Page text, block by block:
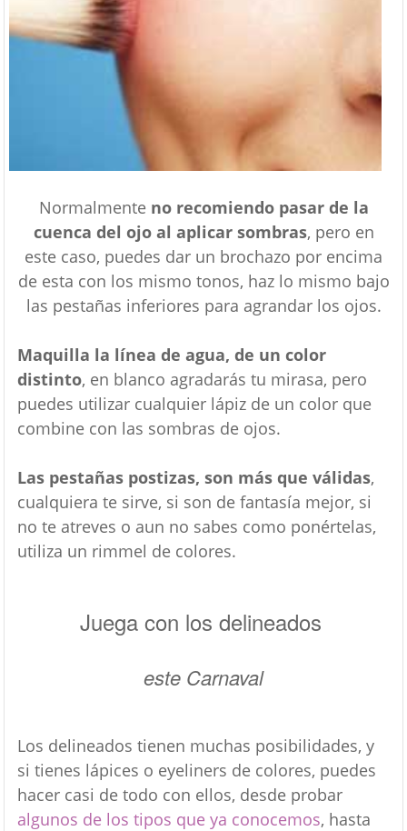
Normalmente no recomiendo pasar de la
cuenca del ojo al aplicar sombras, pero en
este caso, puedes dar un brochazo por encima
de esta con los mismo tonos, haz lo mismo bajo
las pestañas inferiores para agrandar los ojos.
Maquilla la línea de agua, de un color
distinto, en blanco agradarás tu mirasa, pero
puedes utilizar cualquier lápiz de un color que
combine con las sombras de ojos.
Las pestañas postizas, son más que válidas,
cualquiera te sirve, si son de fantasía mejor, si
no te atreves o aun no sabes como ponértelas,
utiliza un rimmel de colores.
Juega con los delineados
este Carnaval
Los delineados tienen muchas posibilidades, y
si tienes lápices o eyeliners de colores, puedes
hacer casi de todo con ellos, desde probar
algunos de los tipos que ya conocemos, hasta